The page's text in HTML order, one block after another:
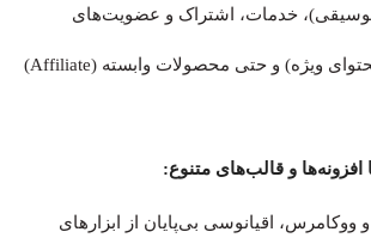
موسیقی)، خدمات، اشتراک و عضویت‌های
دوره‌ای (مثلاً برای محتوای ویژه) و حتی محصولات وابسته (Affiliate)
اقیانوسی بی‌پایان از ابزارهای